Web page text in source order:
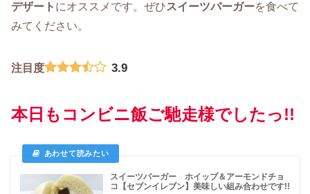
デザート にオススメです。ぜひスイーツバーガーを食べて
みてください。
注目度 3.9
本日もコンビニ飯ご馳走様でしたっ!!
スイーツバーガー ホイップ＆アーモンドチョ
コ【セブンイレブン】美味しい組み合わせです!!